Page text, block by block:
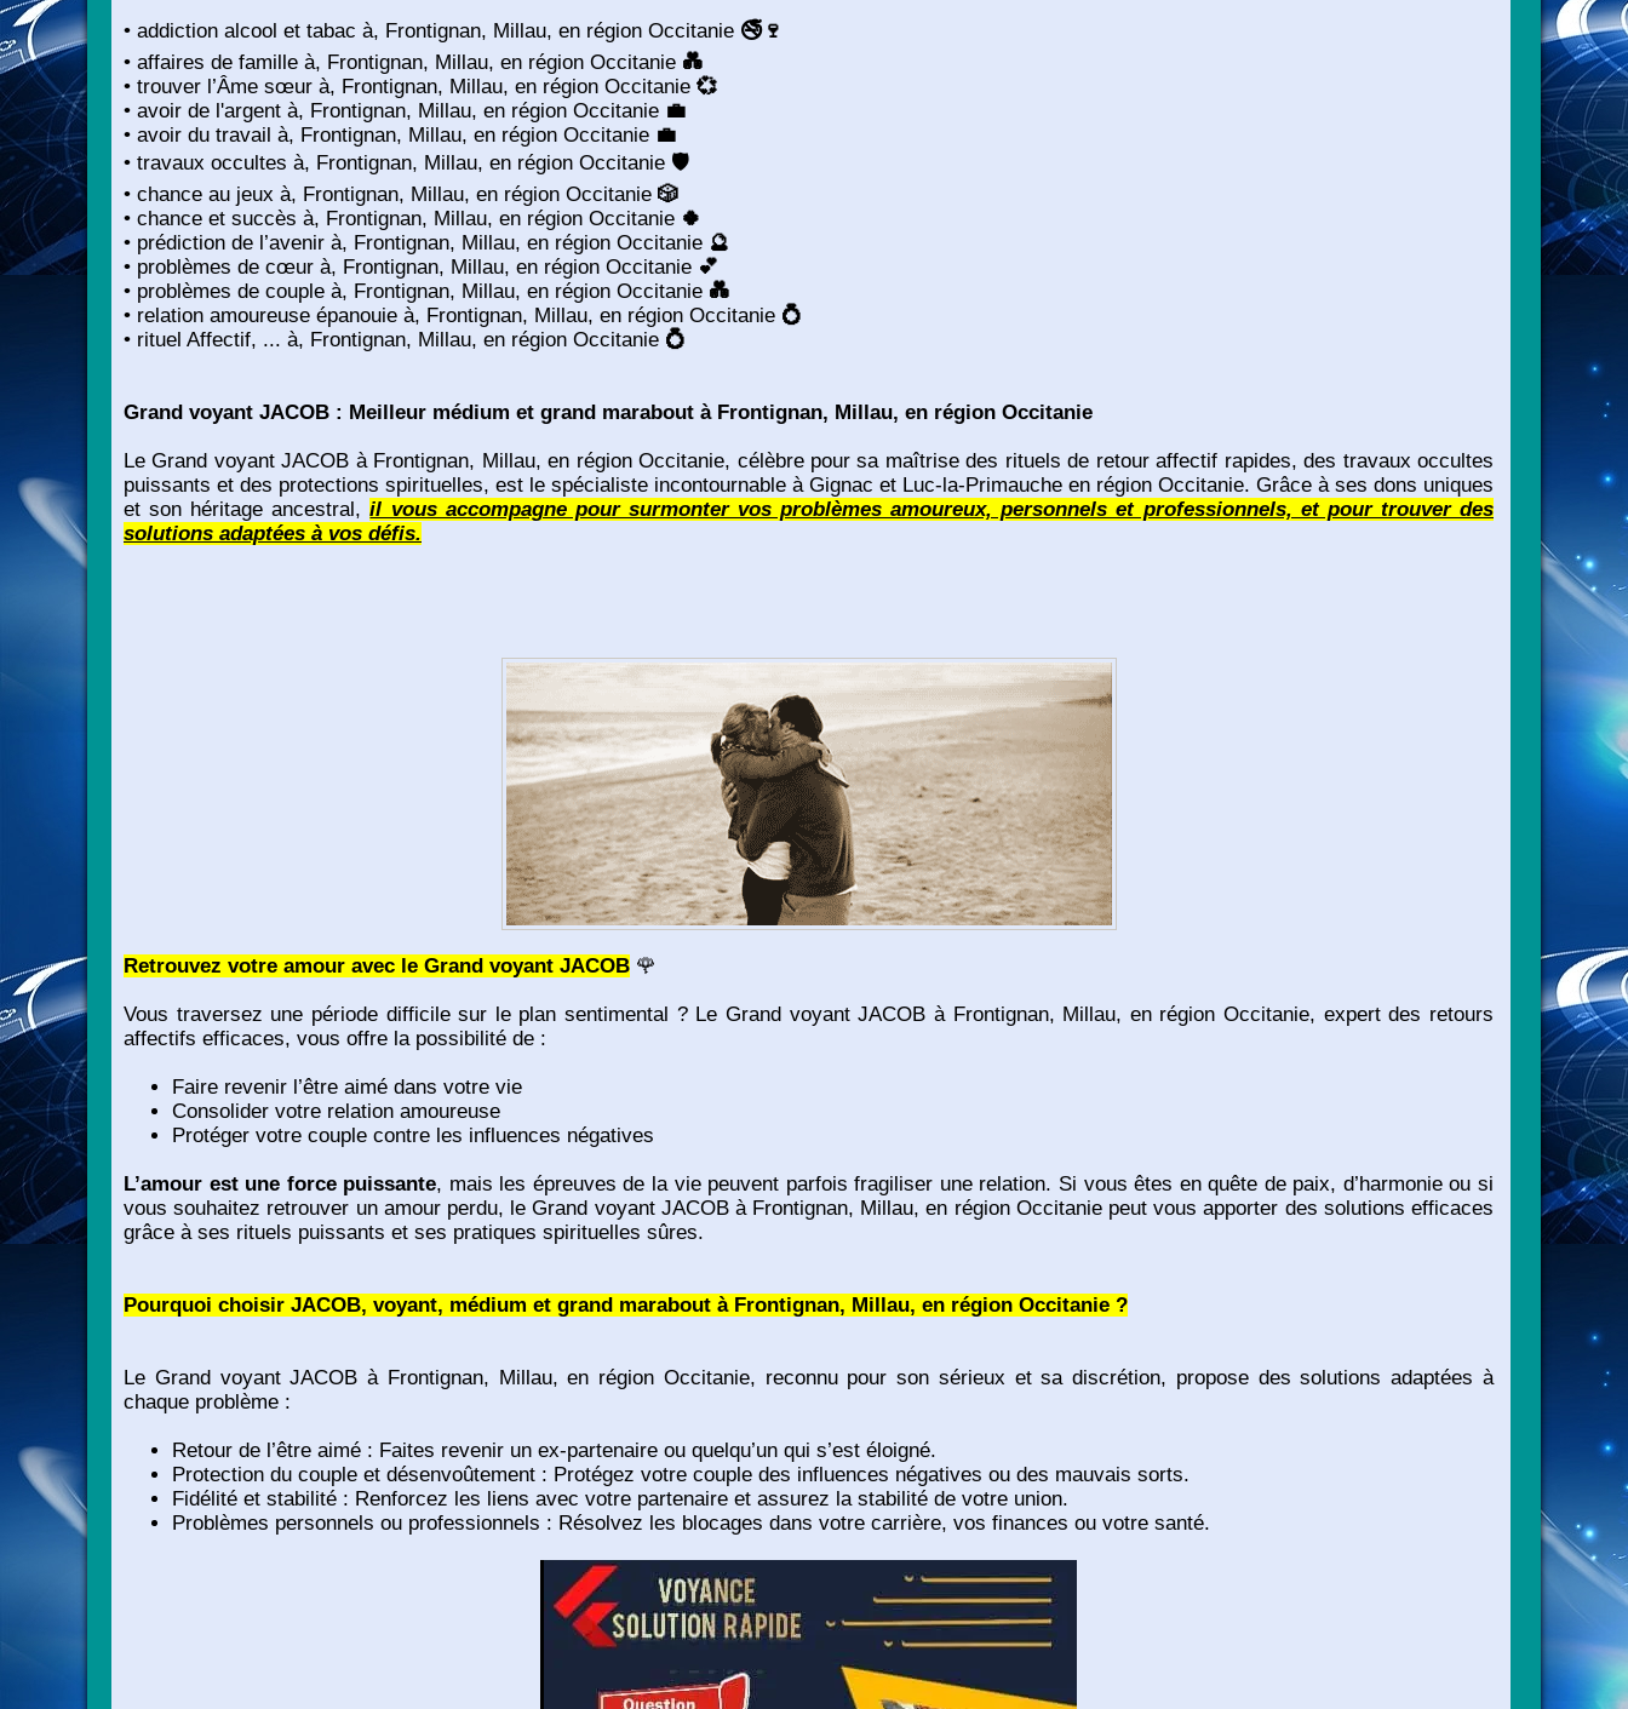
• addiction alcool et tabac à, Frontignan, Millau, en région Occitanie 🚭🍷
• affaires de famille à, Frontignan, Millau, en région Occitanie 💑
• trouver l’Âme sœur à, Frontignan, Millau, en région Occitanie 💞
• avoir de l'argent à, Frontignan, Millau, en région Occitanie 💼
• avoir du travail à, Frontignan, Millau, en région Occitanie 💼
• travaux occultes à, Frontignan, Millau, en région Occitanie 🛡️
• chance au jeux à, Frontignan, Millau, en région Occitanie 🎲
• chance et succès à, Frontignan, Millau, en région Occitanie 🍀
• prédiction de l’avenir à, Frontignan, Millau, en région Occitanie 🔮
• problèmes de cœur à, Frontignan, Millau, en région Occitanie 💕
• problèmes de couple à, Frontignan, Millau, en région Occitanie 💑
• relation amoureuse épanouie à, Frontignan, Millau, en région Occitanie 💍
• rituel Affectif, ... à, Frontignan, Millau, en région Occitanie 💍
Grand voyant JACOB : Meilleur médium et grand marabout à Frontignan, Millau, en région Occitanie
Le Grand voyant JACOB à Frontignan, Millau, en région Occitanie, célèbre pour sa maîtrise des rituels de retour affectif rapides, des travaux occultes
puissants et des protections spirituelles, est le spécialiste incontournable à Gignac et Luc-la-Primauche en région Occitanie. Grâce à ses dons uniques
et son héritage ancestral,il vous accompagne pour surmonter vos problèmes amoureux, personnels et professionnels, et pour trouver des
solutions adaptées à vos défis.
Retrouvez votre amour avec le Grand voyant JACOB 🌹
Vous traversez une période difficile sur le plan sentimental ? Le Grand voyant JACOB à Frontignan, Millau, en région Occitanie, expert des retours
affectifs efficaces, vous offre la possibilité de :
Faire revenir l’être aimé dans votre vie
Consolider votre relation amoureuse
Protéger votre couple contre les influences négatives
L’amour est une force puissante, mais les épreuves de la vie peuvent parfois fragiliser une relation. Si vous êtes en quête de paix, d’harmonie ou si
vous souhaitez retrouver un amour perdu, le Grand voyant JACOB à Frontignan, Millau, en région Occitanie peut vous apporter des solutions efficaces
grâce à ses rituels puissants et ses pratiques spirituelles sûres.
Pourquoi choisir JACOB, voyant, médium et grand marabout à Frontignan, Millau, en région Occitanie ?
Le Grand voyant JACOB à Frontignan, Millau, en région Occitanie, reconnu pour son sérieux et sa discrétion, propose des solutions adaptées à
chaque problème :
Retour de l’être aimé : Faites revenir un ex-partenaire ou quelqu’un qui s’est éloigné.
Protection du couple et désenvoûtement : Protégez votre couple des influences négatives ou des mauvais sorts.
Fidélité et stabilité : Renforcez les liens avec votre partenaire et assurez la stabilité de votre union.
Problèmes personnels ou professionnels : Résolvez les blocages dans votre carrière, vos finances ou votre santé.